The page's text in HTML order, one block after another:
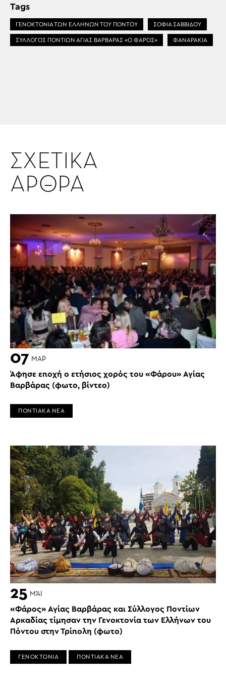
Tags
ΓΕΝΟΚΤΟΝΙΑ ΤΩΝ ΕΛΛΗΝΩΝ ΤΟΥ ΠΟΝΤΟΥ ΣΟΦΙΑ ΣΑΒΒΙΔΟΥ
ΣΥΛΛΟΓΟΣ ΠΟΝΤΙΩΝ ΑΓΙΑΣ ΒΑΡΒΑΡΑΣ «Ο ΦΑΡΟΣ» ΦΑΝΑΡΑΚΙΑ
ΣΧΕΤΙΚΑ
ΑΡΘΡΑ
07 ΜΑΡ
Άφησε εποχή ο ετήσιος χορός του «Φάρου» Αγίας
Βαρβάρας (φωτο, βίντεο)
ΠΟΝΤΙΑΚΑ ΝΕΑ
25 ΜΆΙ
«Φάρος» Αγίας Βαρβάρας και Σύλλογος Ποντίων
Αρκαδίας τίμησαν την Γενοκτονία των Ελλήνων του
Πόντου στην Τρίπολη (φωτο)
ΓΕΝΟΚΤΟΝΙΑ ΠΟΝΤΙΑΚΑ ΝΕΑ